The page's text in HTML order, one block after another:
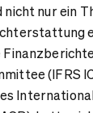
nicht nur ein
(IFRS